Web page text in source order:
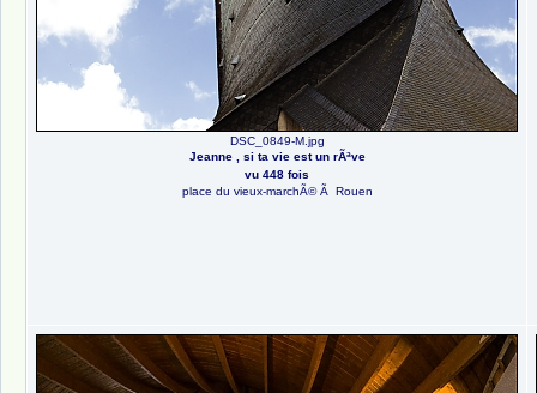
DSC_0849-M.jpg
Jeanne , si ta vie est un rÃªve
vu 448 fois
place du vieux-marchÃ© Ã Rouen